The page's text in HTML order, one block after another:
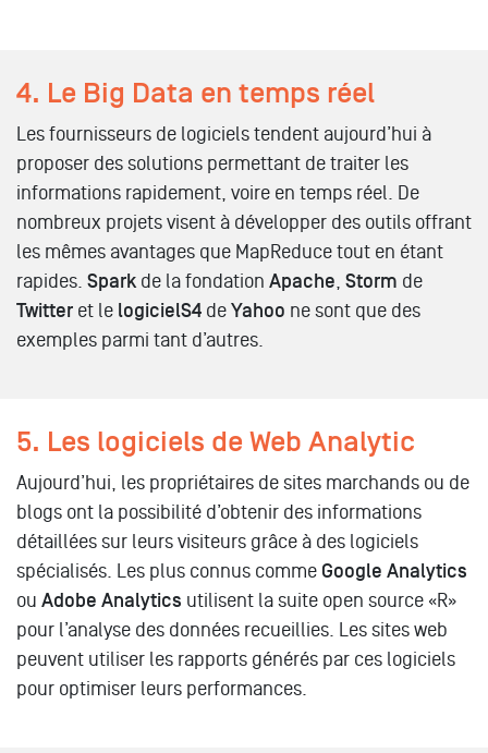
4. Le Big Data en temps réel
Les fournisseurs de logiciels tendent aujourd’hui à
proposer des solutions permettant de traiter les
informations rapidement, voire en temps réel. De
nombreux projets visent à développer des outils offrant
les mêmes avantages que MapReduce tout en étant
rapides. Sparkde la fondation Apache, Storm de
Twitter et le logicielS4 de Yahoo ne sont que des
exemples parmi tant d’autres.
5. Les logiciels de Web Analytic
Aujourd’hui, les propriétaires de sites marchands ou de
blogs ont la possibilité d’obtenir des informations
détaillées sur leurs visiteurs grâce à des logiciels
spécialisés. Les plus connus comme Google Analytics
ou Adobe Analytics utilisent la suite open source «R»
pour l’analyse des données recueillies. Les sites web
peuvent utiliser les rapports générés par ces logiciels
pour optimiser leurs performances.